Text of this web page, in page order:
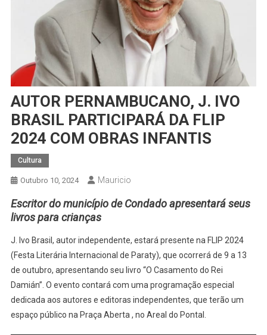
AUTOR PERNAMBUCANO, J. IVO
BRASIL PARTICIPARÁ DA FLIP
2024 COM OBRAS INFANTIS
Cultura
Outubro 10, 2024 Mauricio
Escritor do município de Condado apresentará seus
livros para crianças
J. Ivo Brasil, autor independente, estará presente na FLIP 2024
(Festa Literária Internacional de Paraty), que ocorrerá de 9 a 13
de outubro, apresentando seu livro “O Casamento do Rei
Damián”. O evento contará com uma programação especial
dedicada aos autores e editoras independentes, que terão um
espaço público na Praça Aberta , no Areal do Pontal.